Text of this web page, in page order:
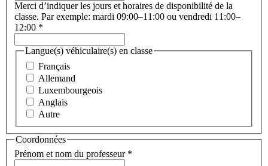
Merci d’indiquer les jours et horaires de disponibilité de la
classe. Par exemple: mardi 09:00–11:00 ou vendredi 11:00–
12:00 *
Langue(s) véhiculaire(s) en classe
Français
Allemand
Luxembourgeois
Anglais
Autre
Coordonnées
Prénom et nom du professeur *